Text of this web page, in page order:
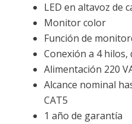
LED en altavoz de
Monitor color
Función de
Conexión a 4 hilos,
Alimentación 220
Alcance nominal
CAT5
1 año de garantía